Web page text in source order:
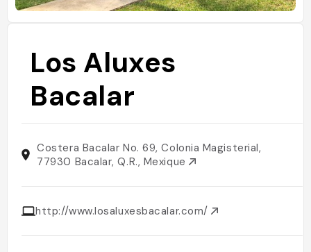
Los Aluxes
Bacalar
Costera Bacalar No. 69, Colonia Magisterial,
77930 Bacalar, Q.R., Mexique
http://www.losaluxesbacalar.com/